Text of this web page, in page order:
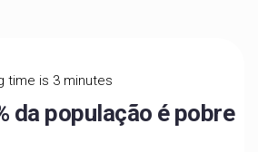
time is 3 minutes
da população é pobre